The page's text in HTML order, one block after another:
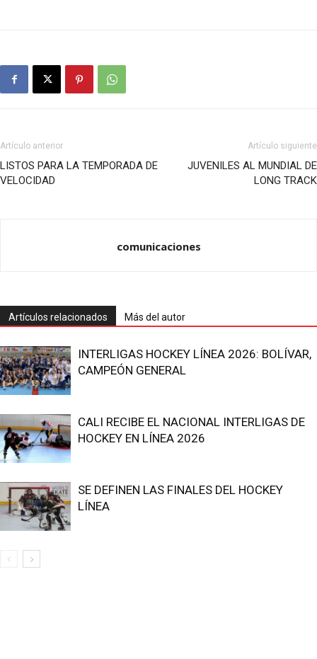
Artículo anterior
LISTOS PARA LA TEMPORADA DE
VELOCIDAD
Artículo siguiente
JUVENILES AL MUNDIAL DE
LONG TRACK
comunicaciones
Artículos relacionados Más del autor
INTERLIGAS HOCKEY LÍNEA 2026: BOLÍVAR,
CAMPEÓN GENERAL
CALI RECIBE EL NACIONAL INTERLIGAS DE
HOCKEY EN LÍNEA 2026
SE DEFINEN LAS FINALES DEL HOCKEY
LÍNEA